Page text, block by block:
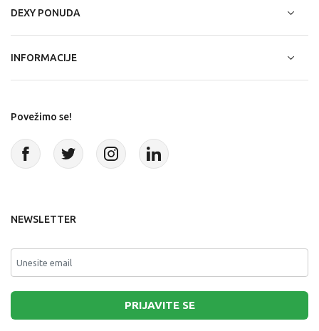
DEXY PONUDA
INFORMACIJE
Povežimo se!
NEWSLETTER
PRIJAVITE SE